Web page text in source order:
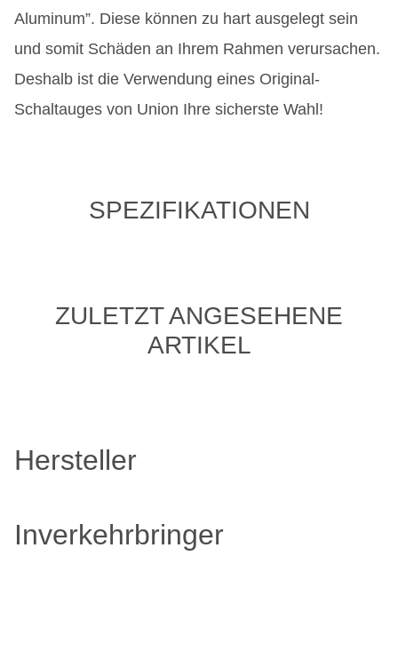
Aluminum”. Diese können zu hart ausgelegt sein
und somit Schäden an Ihrem Rahmen verursachen.
Deshalb ist die Verwendung eines Original-
Schaltauges von Union Ihre sicherste Wahl!
SPEZIFIKATIONEN
ZULETZT ANGESEHENE
ARTIKEL
Hersteller
Inverkehrbringer